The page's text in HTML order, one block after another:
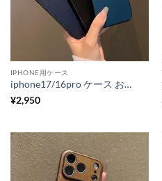
IPHONE用ケース
iphone17/16pro ケース おすすめ シンプル iphone air/16/15 ケース レザー 高級 電気 メッキ スマホ ケース iphone16promax/15pro ケース カメラ 保護 iphone ケース 可愛い シンプル R323
¥2,950